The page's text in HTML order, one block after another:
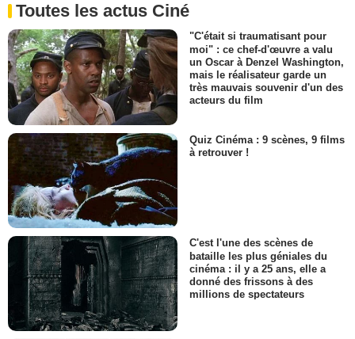
Toutes les actus Ciné
"C'était si traumatisant pour
moi" : ce chef-d'œuvre a valu
un Oscar à Denzel Washington,
mais le réalisateur garde un
très mauvais souvenir d'un des
acteurs du film
Quiz Cinéma : 9 scènes, 9 films
à retrouver !
C'est l'une des scènes de
bataille les plus géniales du
cinéma : il y a 25 ans, elle a
donné des frissons à des
millions de spectateurs